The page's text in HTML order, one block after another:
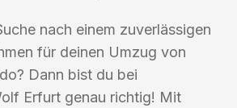
nach einem zuverlässigen
für deinen Umzug von
Dann bist du bei
Erfurt genau richtig! Mit